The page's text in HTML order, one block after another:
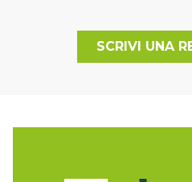
SCRIVI UNA